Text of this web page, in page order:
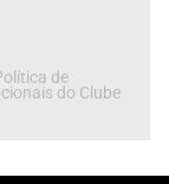
de
do Clube